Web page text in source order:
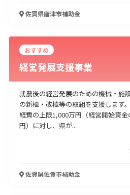
佐賀県唐津市補助金
おすすめ
経営発展支援事業
就農後の経営発展のための機械・施
の新植・改植等の取組を支援します
経費の上限1,000万円（経営開始資
円）に対し、県が...
佐賀県佐賀市補助金